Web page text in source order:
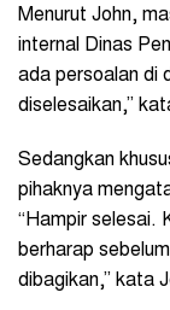
Menurut John,
internal Dinas
ada persoalan di
diselesaikan,”
Sedangkan
pihaknya
“Hampir selesai.
berharap
dibagikan,” kata